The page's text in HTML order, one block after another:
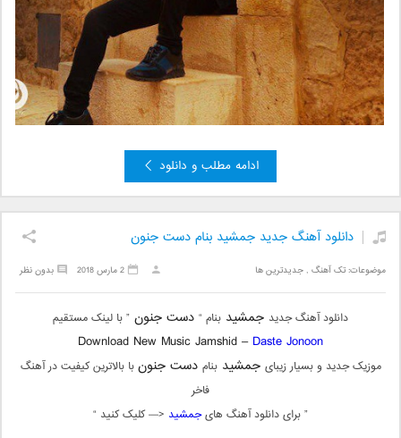
ادامه مطلب و دانلود
دانلود آهنگ جدید جمشید بنام دست جنون
موضوعات:تک آهنگ ,جدیدترین ها بدون نظر 2 مارس 2018
دانلود آهنگ جدید جمشید بنام “ دست جنون ” با لینک مستقیم
Download New Music Jamshid – Daste Jonoon
موزیک جدید و بسیار زیبای جمشیدبنام دست جنونبا بالاترین کیفیت در آهنگ
فاخر
” برای دانلود آهنگ هایجمشید <— کلیک کنید “